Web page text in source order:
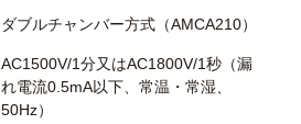
ダブルチャンバー方式（AMCA210）
AC1500V/1分又はAC1800V/1秒（漏
れ電流0.5mA以下、常温・常湿、
50Hz）